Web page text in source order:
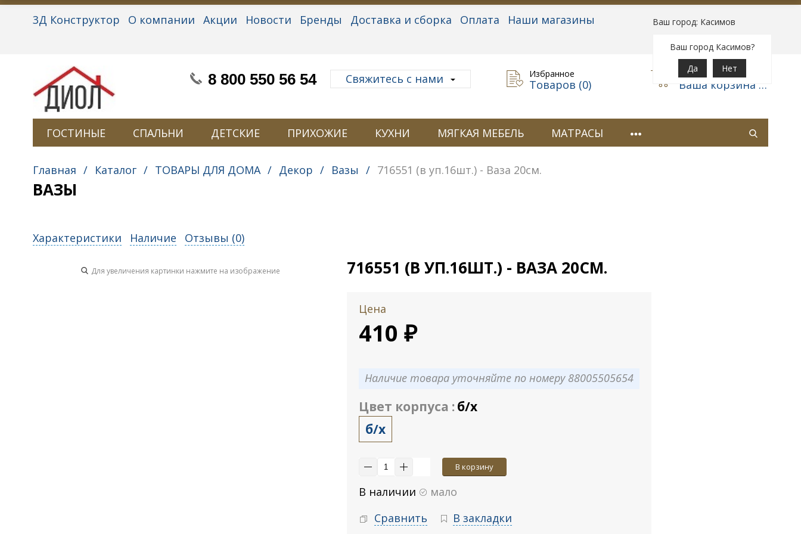
Ваш город: Касимов
Ваш город Касимов?
Да
Нет
Вход |Регистрация
3Д Конструктор О компании Акции Новости Бренды Доставка и сборка Оплата
Наши магазины
8 800 550 56 54 Свяжитесь с нами Избранное
Товаров (0)
Корзина
Ваша корзина пуста
ГОСТИНЫЕ СПАЛЬНИ ДЕТСКИЕ ПРИХОЖИЕ КУХНИ МЯГКАЯ МЕБЕЛЬ МАТРАСЫ
Главная / Каталог / ТОВАРЫ ДЛЯ ДОМА / Декор / Вазы / 716551 (в уп.16шт.) - Ваза 20см.
ВАЗЫ
Характеристики Наличие Отзывы (0)
Для увеличения картинки нажмите на изображение 716551 (В УП.16ШТ.) - ВАЗА 20СМ.
Цена
410 ₽
Наличие товара уточняйте по номеру 88005505654
Цвет корпуса : б/х
б/х
В корзину
В наличии
мало
Сравнить
В закладки